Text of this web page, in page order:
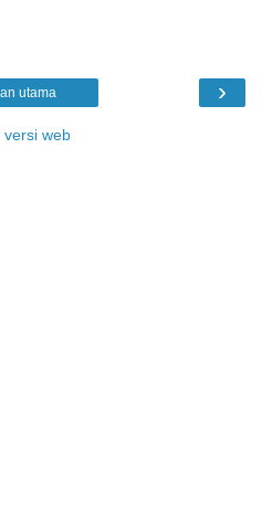
›
utama
versi web